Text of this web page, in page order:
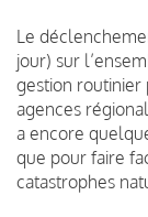
Le
jour) sur
gestion routinier
agences
a encore
que pour faire
catastrophes